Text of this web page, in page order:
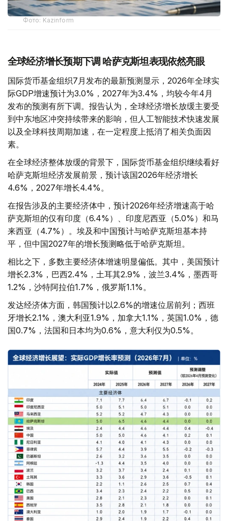
Фото: Kazinform
全球经济增长预期下调 哈萨克斯坦表现依然亮眼
国际货币基金组织7月发布的最新预测显示，2026年全球实
际GDP增速预计为3.0%，2027年为3.4%，均较今年4月
发布的预测有所下调。报告认为，全球经济增长放缓主要受
到中东地区冲突持续带来的影响，但人工智能技术快速发展
以及全球科技周期加速，在一定程度上抵消了相关负面因
素。
在全球经济整体放缓的背景下，国际货币基金组织继续看好
哈萨克斯坦经济发展前景，预计该国2026年经济增长
4.6%，2027年增长4.4%。
在报告涉及的主要经济体中，预计2026年经济增速高于哈
萨克斯坦的仅有印度（6.4%）、印度尼西亚（5.0%）和马
来西亚（4.7%）。埃及和中国预计与哈萨克斯坦基本持
平，但中国2027年的增长预测略低于哈萨克斯坦。
相比之下，多数主要经济体增速明显偏低。其中，美国预计
增长2.3%，巴西2.4%，土耳其2.9%，波兰3.4%，墨西哥
1.2%，沙特阿拉伯1.7%，俄罗斯1.1%。
发达经济体方面，韩国预计以2.6%的增速位居前列；西班
牙增长2.1%，澳大利亚1.9%，加拿大1.1%，英国1.0%，德
国0.7%，法国和日本均为0.6%，意大利仅为0.5%。